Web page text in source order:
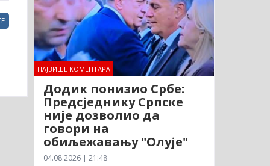
НАЈВИШЕ КОМЕНТАРА
Додик понизио Србе:
Предсједнику Српске
није дозволио да
говори на
обиљежавању "Олује"
04.08.2026 | 21:48